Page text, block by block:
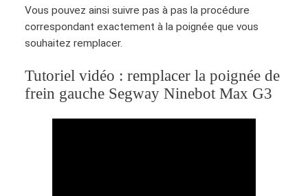
Vous pouvez ainsi suivre pas à pas la procédure
correspondant exactement à la poignée que vous
souhaitez remplacer.
Tutoriel vidéo : remplacer la poignée de
frein gauche Segway Ninebot Max G3